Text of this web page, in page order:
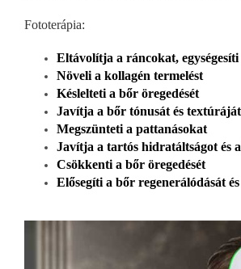
Fototerápia:
Eltávolítja a ráncokat, egységesíti
Növeli a kollagén termelést
Késlelteti a bőr öregedését
Javítja a bőr tónusát és textúráját
Megszünteti a pattanásokat
Javítja a tartós hidratáltságot és
Csökkenti a bőr öregedését
Elősegíti a bőr regenerálódását